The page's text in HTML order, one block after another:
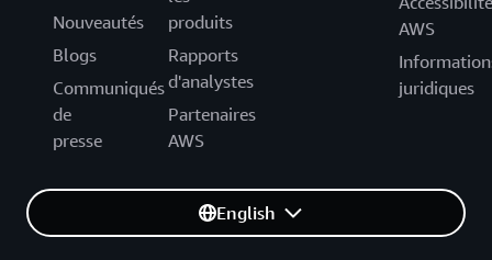
Nouveautés
Blogs
Communiqués
de
presse
produits
Rapports
d'analystes
Partenaires
AWS
AWS
juridiques
English